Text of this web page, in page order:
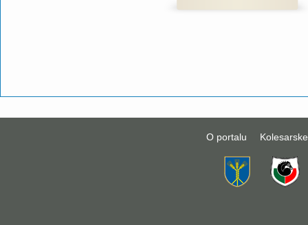
O portalu